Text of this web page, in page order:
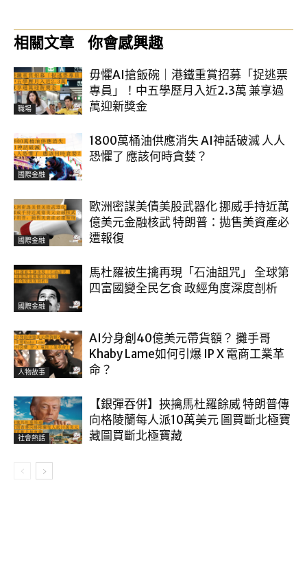
相關文章 你會感興趣
職場
毋懼AI搶飯碗｜港鐵重賞招募「捉逃票
專員」！中五學歷月入近2.3萬 兼享過
萬迎新獎金
國際金融
1800萬桶油供應消失 AI神話破滅 人人
恐懼了 應該何時貪婪？
國際金融
歐洲密謀美債美股武器化 挪威手持近萬
億美元金融核武 特朗普：拋售美資產必
遭報復
國際金融
馬杜羅被生擒再現「石油詛咒」 全球第
四富國變全民乞食 政經角度深度剖析
人物故事
AI分身創40億美元帶貨額？ 攤手哥
Khaby Lame如何引爆 IP X 電商工業革
命？
社會熱話
【銀彈吞併】挾擒馬杜羅餘威 特朗普傳
向格陵蘭每人派10萬美元 圖買斷北極寶
藏圖買斷北極寶藏